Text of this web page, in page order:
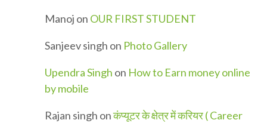
Manoj on OUR FIRST STUDENT
Sanjeev singh on Photo Gallery
Upendra Singh on How to Earn money online
by mobile
Rajan singh onकंप्यूटर के क्षेत्र में करियर ( Career